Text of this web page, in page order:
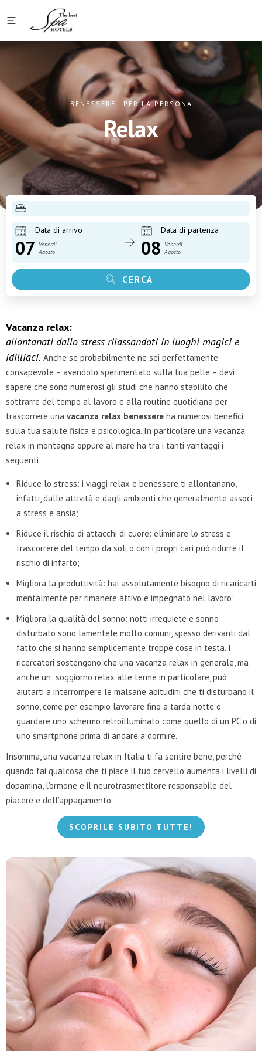
BENESSERE | PER LA PERSONA
Relax
Data di arrivo
07
Venerdì
Agosto
Data di partenza
08
Venerdì
Agosto
CERCA
Vacanza relax:
allontanati dallo stress rilassandoti in luoghi magici e
idilliaci. Anche se probabilmente ne sei perfettamente
consapevole – avendolo sperimentato sulla tua pelle – devi
sapere che sono numerosi gli studi che hanno stabilito che
sottrarre del tempo al lavoro e alla routine quotidiana per
trascorrere una vacanza relax benessere ha numerosi benefici
sulla tua salute fisica e psicologica. In particolare una vacanza
relax in montagna oppure al mare ha tra i tanti vantaggi i
seguenti:
Riduce lo stress: i viaggi relax e benessere ti allontanano,
infatti, dalle attività e dagli ambienti che generalmente associ
a stress e ansia;
Riduce il rischio di attacchi di cuore: eliminare lo stress e
trascorrere del tempo da soli o con i propri cari può ridurre il
rischio di infarto;
Migliora la produttività: hai assolutamente bisogno di ricaricarti
mentalmente per rimanere attivo e impegnato nel lavoro;
Migliora la qualità del sonno: notti irrequiete e sonno
disturbato sono lamentele molto comuni, spesso derivanti dal
fatto che si hanno semplicemente troppe cose in testa. I
ricercatori sostengono che una vacanza relax in generale, ma
anche un soggiorno relax alle terme in particolare, può
aiutarti a interrompere le malsane abitudini che ti disturbano il
sonno, come per esempio lavorare fino a tarda notte o
guardare uno schermo retroilluminato come quello di un PC o di
uno smartphone prima di andare a dormire.
Insomma, una vacanza relax in Italia ti fa sentire bene, perché
quando fai qualcosa che ti piace il tuo cervello aumenta i livelli di
dopamina, l’ormone e il neurotrasmettitore responsabile del
piacere e dell’appagamento.
SCOPRILE SUBITO TUTTE!